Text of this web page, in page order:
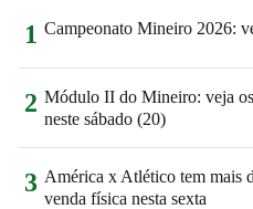
1 Campeonato Mineiro 2026:
2 Módulo II do Mineiro: veja
neste sábado (20)
3 América x Atlético tem mais
venda física nesta sexta